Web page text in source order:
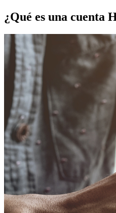
¿Qué es una cuenta